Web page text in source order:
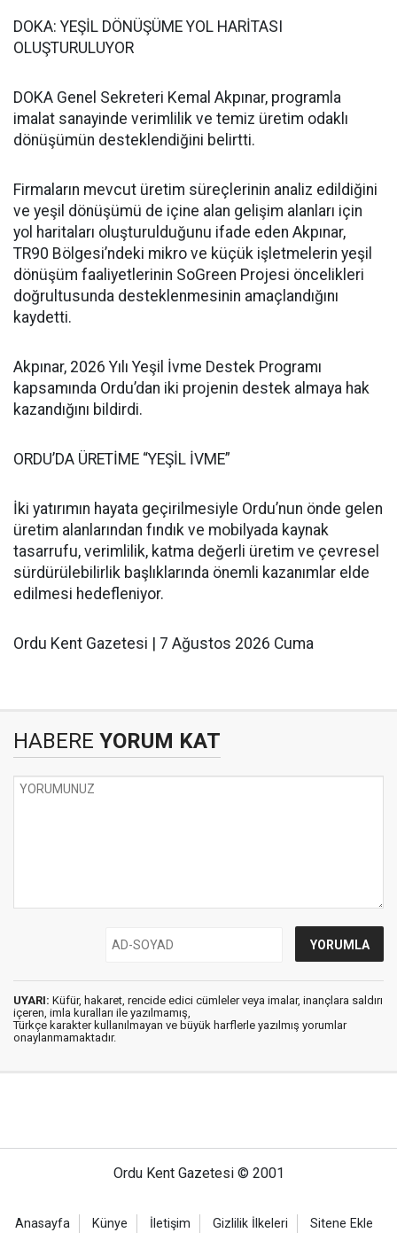
DOKA: YEŞİL DÖNÜŞÜME YOL HARİTASI
OLUŞTURULUYOR
DOKA Genel Sekreteri Kemal Akpınar, programla
imalat sanayinde verimlilik ve temiz üretim odaklı
dönüşümün desteklendiğini belirtti.
Firmaların mevcut üretim süreçlerinin analiz edildiğini
ve yeşil dönüşümü de içine alan gelişim alanları için
yol haritaları oluşturulduğunu ifade eden Akpınar,
TR90 Bölgesi’ndeki mikro ve küçük işletmelerin yeşil
dönüşüm faaliyetlerinin SoGreen Projesi öncelikleri
doğrultusunda desteklenmesinin amaçlandığını
kaydetti.
Akpınar, 2026 Yılı Yeşil İvme Destek Programı
kapsamında Ordu’dan iki projenin destek almaya hak
kazandığını bildirdi.
ORDU’DA ÜRETİME “YEŞİL İVME”
İki yatırımın hayata geçirilmesiyle Ordu’nun önde gelen
üretim alanlarından fındık ve mobilyada kaynak
tasarrufu, verimlilik, katma değerli üretim ve çevresel
sürdürülebilirlik başlıklarında önemli kazanımlar elde
edilmesi hedefleniyor.
Ordu Kent Gazetesi | 7 Ağustos 2026 Cuma
HABERE YORUM KAT
UYARI: Küfür, hakaret, rencide edici cümleler veya imalar, inançlara saldırı
içeren, imla kuralları ile yazılmamış,
Türkçe karakter kullanılmayan ve büyük harflerle yazılmış yorumlar
onaylanmamaktadır.
Ordu Kent Gazetesi © 2001
Anasayfa Künye İletişim Gizlilik İlkeleri Sitene Ekle